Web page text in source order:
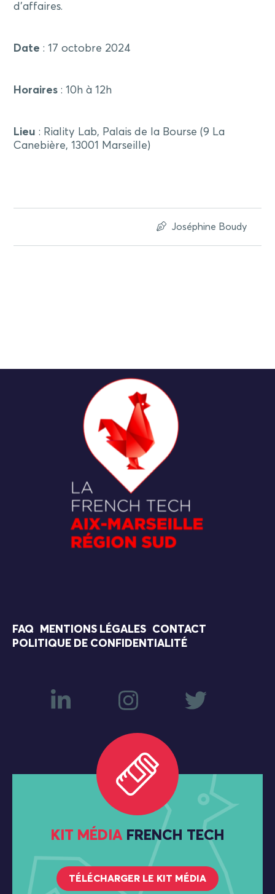
d’affaires.
Date : 17 octobre 2024
Horaires : 10h à 12h
Lieu : Riality Lab, Palais de la Bourse (9 La
Canebière, 13001 Marseille)
Joséphine Boudy
FAQ MENTIONS LÉGALES
CONTACT
POLITIQUE DE CONFIDENTIALITÉ
KIT MÉDIA FRENCH TECH
TÉLÉCHARGER LE KIT MÉDIA